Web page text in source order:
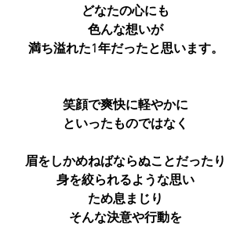
どなたの心にも
色んな想いが
満ち溢れた1年だったと思います。
笑顔で爽快に軽やかに
といったものではなく
眉をしかめねばならぬことだったり
身を絞られるような思い
ため息まじり
そんな決意や行動を